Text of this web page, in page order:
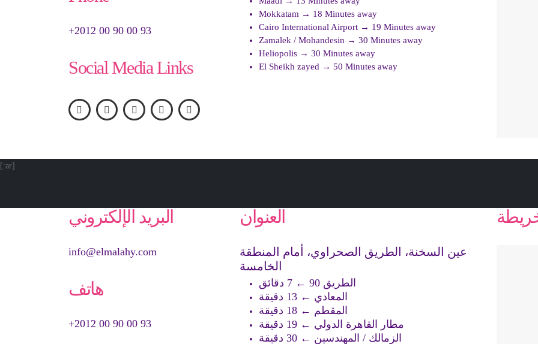
+2012 00 90 00 93
Social Media Links
Mokkatam → 18 Minutes away
Cairo International Airport → 19 Minutes away
Zamalek / Mohandesin → 30 Minutes away
Heliopolis → 30 Minutes away
El Sheikh zayed → 50 Minutes away
[:ar]
البريد الإلكتروني
info@elmalahy.com
هاتف
+2012 00 90 00 93
العنوان
عين السخنة، الطريق الصحراوي، أمام المنطقة
الخامسة
الطريق 90 ← 7 دقائق
المعادي ← 13 دقيقة
المقطم ← 18 دقيقة
مطار القاهرة الدولي ← 19 دقيقة
الزمالك / المهندسين ← 30 دقيقة